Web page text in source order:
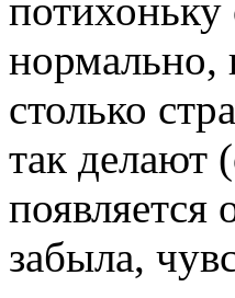
потихоньку
нормально,
столько
так делают
появляется
забыла,